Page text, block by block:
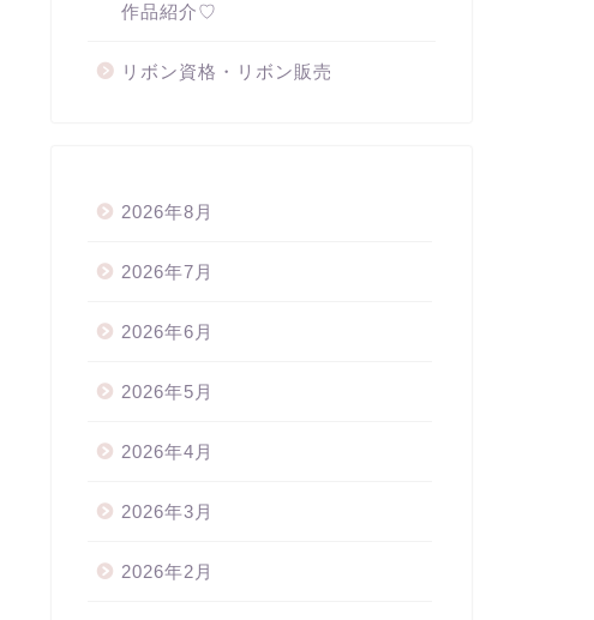
作品紹介♡
リボン資格・リボン販売
2026年8月
2026年7月
2026年6月
2026年5月
2026年4月
2026年3月
2026年2月